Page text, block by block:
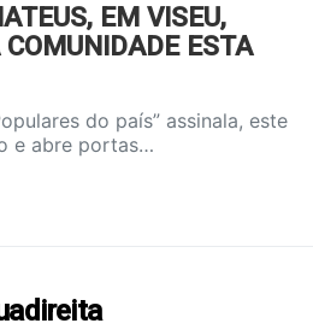
EM VISEU,
ESTA
do país” assinala, este
e abre portas…